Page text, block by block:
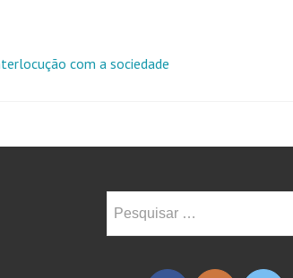
com a sociedade
por: